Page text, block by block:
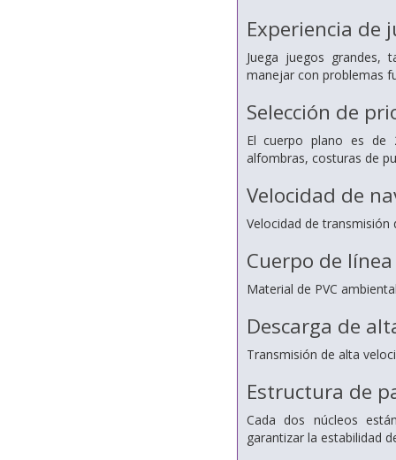
Experiencia de
Juega juegos grandes,
manejar con problemas
Selección de
El cuerpo plano es de
alfombras, costuras de
Velocidad de
Velocidad de transmisión
Cuerpo de
Material de PVC
Descarga de
Transmisión de alta
Estructura de
Cada dos núcleos
garantizar la estabilidad